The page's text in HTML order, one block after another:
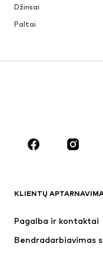
Džinsai
Paltai
Sijonai
Aksesuarai
Naujienos
KLIENTŲ
Pagalba ir kontaktai
Bendradarbiavimas